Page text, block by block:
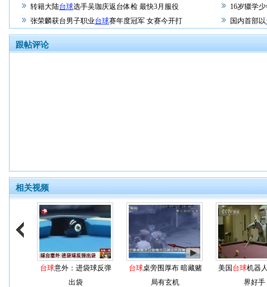
转籍大陆台球选手吴珈庆返台体检 最快3月服役
16岁辍学
张荣麟获台男子职业台球赛年度冠军 女赛今开打 国内首部以
跟帖评论
相关视频
台球意外：进袋球反弹
出袋
台球桌旁围厚布 暗藏赌
局有玄机
美国 台球机器
界好手